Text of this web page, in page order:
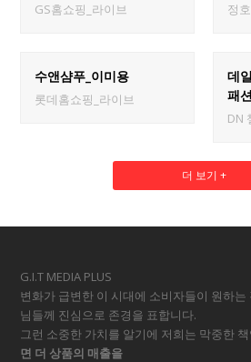
GS홈쇼핑_라이브 정
수앤샴푸_이미용
롯데홈쇼핑_라이브
데
패션
DN
더 보기 +
G.I.T MEDIA PLUS
변화가 급변한 이 시대에 소비자들이 원하는
님들께 진심으로 존경을 표합니다.
그런 소중한 가치를 알기에 저희는 막중한
면 더 상품의 매출을